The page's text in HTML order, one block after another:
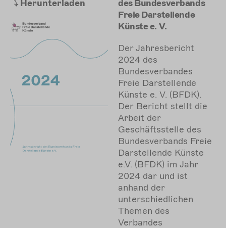
Herunterladen
des Bundesverbands
Freie Darstellende
Künste e. V.
Der Jahresbericht
2024 des
Bundesverbandes
Freie Darstellende
Künste e. V. (BFDK).
Der Bericht stellt die
Arbeit der
Geschäftsstelle des
Bundesverbands Freie
Darstellende Künste
e.V. (BFDK) im Jahr
2024 dar und ist
anhand der
unterschiedlichen
Themen des
Verbandes